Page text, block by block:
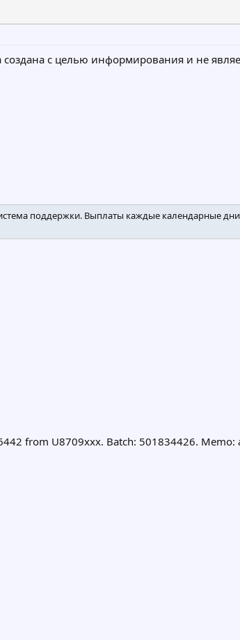
с целью информирования и не
поддержки. Выплаты каждые календарные
from U8709xxx. Batch: 501834426.